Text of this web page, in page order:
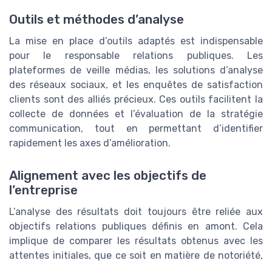
Outils et méthodes d’analyse
La mise en place d’outils adaptés est indispensable
pour le responsable relations publiques. Les
plateformes de veille médias, les solutions d’analyse
des réseaux sociaux, et les enquêtes de satisfaction
clients sont des alliés précieux. Ces outils facilitent la
collecte de données et l’évaluation de la stratégie
communication, tout en permettant d’identifier
rapidement les axes d’amélioration.
Alignement avec les objectifs de
l’entreprise
L’analyse des résultats doit toujours être reliée aux
objectifs relations publiques définis en amont. Cela
implique de comparer les résultats obtenus avec les
attentes initiales, que ce soit en matière de notoriété,